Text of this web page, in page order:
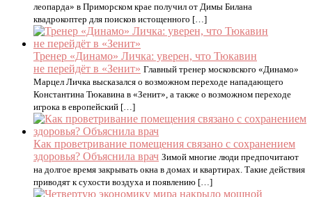
леопарда» в Приморском крае получил от Димы Билана
квадрокоптер для поисков истощенного […]
Тренер «Динамо» Личка: уверен, что Тюкавин
не перейдёт в «Зенит» Главный тренер московского «Динамо»
Марцел Личка высказался о возможном переходе нападающего
Константина Тюкавина в «Зенит», а также о возможном переходе
игрока в европейский […]
Как проветривание помещения связано с сохранением
здоровья? Объяснила врач Зимой многие люди предпочитают
на долгое время закрывать окна в домах и квартирах. Такие действия
приводят к сухости воздуха и появлению […]